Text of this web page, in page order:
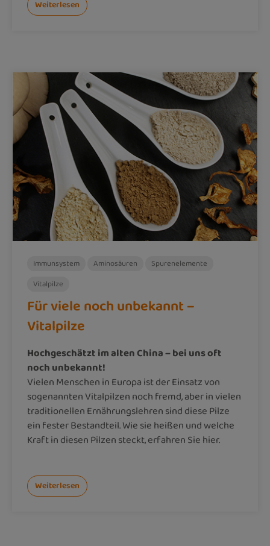
Weiterlesen
Immunsystem Aminosäuren
Spurenelemente
Vitalpilze
Für viele noch unbekannt –
Vitalpilze
Hochgeschätzt im alten China – bei uns oft
noch unbekannt!
Vielen Menschen in Europa ist der Einsatz von
sogenannten Vitalpilzen noch fremd, aber in vielen
traditionellen Ernährungslehren sind diese Pilze
ein fester Bestandteil. Wie sie heißen und welche
Kraft in diesen Pilzen steckt, erfahren Sie hier.
Weiterlesen